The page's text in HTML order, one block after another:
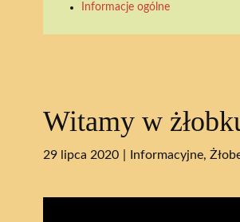
Informacje ogólne
Witamy w
29 lipca 2020 Informacyjne,